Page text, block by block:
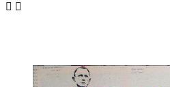
 